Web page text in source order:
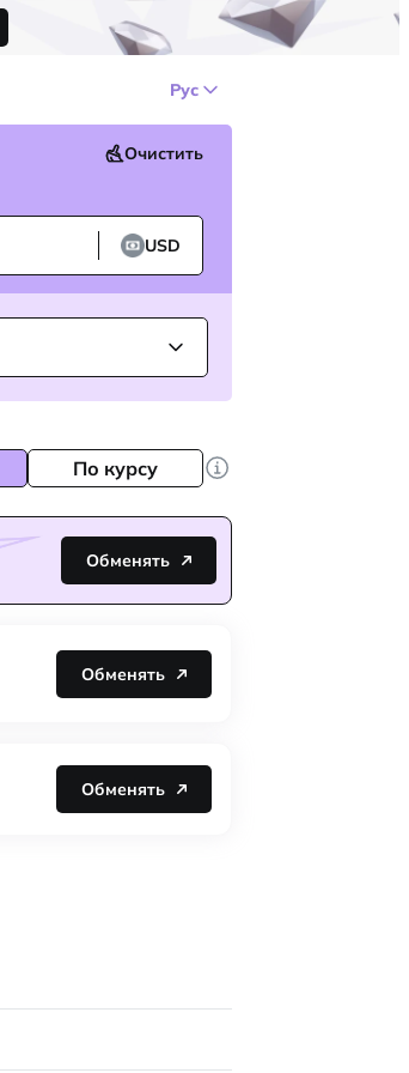
Рус
Очистить
USD
По курсу
Обменять
Обменять
Обменять